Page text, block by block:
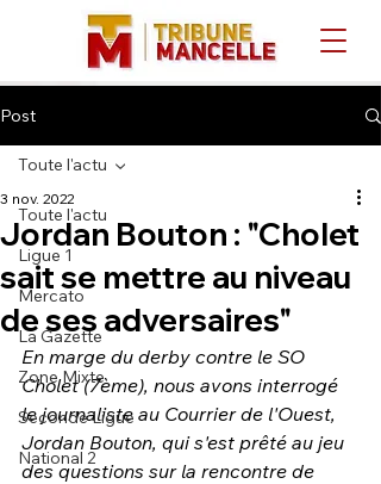
Post
Toute l'actu
Ligue 1
Mercato
La Gazette
Zone Mixte
Seconde Ligue
National 2
Toute l'actu
Jordan Bouton : "Cholet
sait se mettre au niveau
de ses adversaires"
3 nov. 2022
En marge du derby contre le SO
Cholet (7ème), nous avons interrogé
le journaliste au Courrier de l'Ouest,
Jordan Bouton, qui s'est prêté au jeu
des questions sur la rencontre de